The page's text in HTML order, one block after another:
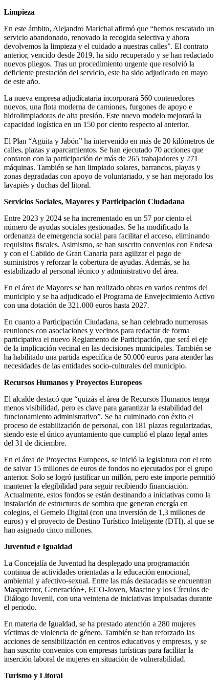
Limpieza
En este ámbito, Alejandro Marichal afirmó que “hemos rescatado un
servicio abandonado, renovado la recogida selectiva y ahora
devolvemos la limpieza y el cuidado a nuestras calles”. El contrato
anterior, vencido desde 2019, ha sido recuperado y se han redactado
nuevos pliegos. Tras un procedimiento urgente que resolvió la
deficiente prestación del servicio, este ha sido adjudicado en mayo
de este año.
La nueva empresa adjudicataria incorporará 560 contenedores
nuevos, una flota moderna de camiones, furgones de apoyo e
hidrolimpiadoras de alta presión. Este nuevo modelo mejorará la
capacidad logística en un 150 por ciento respecto al anterior.
El Plan “Agüita y Jabón” ha intervenido en más de 20 kilómetros de
calles, plazas y aparcamientos. Se han ejecutado 70 acciones que
contaron con la participación de más de 265 trabajadores y 271
máquinas. También se han limpiado solares, barrancos, playas y
zonas degradadas con apoyo de voluntariado, y se han mejorado los
lavapiés y duchas del litoral.
Servicios Sociales, Mayores y Participación Ciudadana
Entre 2023 y 2024 se ha incrementado en un 57 por ciento el
número de ayudas sociales gestionadas. Se ha modificado la
ordenanza de emergencia social para facilitar el acceso, eliminando
requisitos fiscales. Asimismo, se han suscrito convenios con Endesa
y con el Cabildo de Gran Canaria para agilizar el pago de
suministros y reforzar la cobertura de ayudas. Además, se ha
estabilizado al personal técnico y administrativo del área.
En el área de Mayores se han realizado obras en varios centros del
municipio y se ha adjudicado el Programa de Envejecimiento Activo
con una dotación de 321.000 euros hasta 2027.
En cuanto a Participación Ciudadana, se han celebrado numerosas
reuniones con asociaciones y vecinos para redactar de forma
participativa el nuevo Reglamento de Participación, que será el eje
de la implicación vecinal en las decisiones municipales. También se
ha habilitado una partida específica de 50.000 euros para atender las
necesidades de las entidades socio-culturales del municipio.
Recursos Humanos y Proyectos Europeos
El alcalde destacó que “quizás el área de Recursos Humanos tenga
menos visibilidad, pero es clave para garantizar la estabilidad del
funcionamiento administrativo”. Se ha culminado con éxito el
proceso de estabilización de personal, con 181 plazas regularizadas,
siendo este el único ayuntamiento que cumplió el plazo legal antes
del 31 de diciembre.
En el área de Proyectos Europeos, se inició la legislatura con el reto
de salvar 15 millones de euros de fondos no ejecutados por el grupo
anterior. Solo se logró justificar un millón, pero este importe permitió
mantener la elegibilidad para seguir recibiendo financiación.
Actualmente, estos fondos se están destinando a iniciativas como la
instalación de estructuras de sombra que generan energía en
colegios, el Gemelo Digital (con una inversión de 1,3 millones de
euros) y el proyecto de Destino Turístico Inteligente (DTI), al que se
han asignado cinco millones.
Juventud e Igualdad
La Concejalía de Juventud ha desplegado una programación
continua de actividades orientadas a la educación emocional,
ambiental y afectivo-sexual. Entre las más destacadas se encuentran
Maspaterror, Generación+, ECO-Joven, Mascine y los Círculos de
Diálogo Juvenil, con una veintena de iniciativas impulsadas durante
el periodo.
En materia de Igualdad, se ha prestado atención a 280 mujeres
víctimas de violencia de género. También se han reforzado las
acciones de sensibilización en centros educativos y empresas, y se
han suscrito convenios con empresas turísticas para facilitar la
inserción laboral de mujeres en situación de vulnerabilidad.
Turismo y Litoral